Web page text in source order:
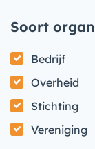
Soort
Bedrijf
Overheid
Stichting
Vereniging